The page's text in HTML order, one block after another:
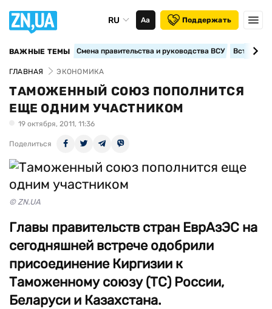
RU Аа Поддержать
ВАЖНЫЕ ТЕМЫ Смена правительства и руководства ВСУ
ГЛАВНАЯ ЭКОНОМИКА
ТАМОЖЕННЫЙ СОЮЗ ПОПОЛНИТСЯ
ЕЩЕ ОДНИМ УЧАСТНИКОМ
19 октября, 2011, 11:36
Поделиться
© ZN.UA
Главы правительств стран ЕврАзЭС на
сегодняшней встрече одобрили
присоединение Киргизии к
Таможенному союзу (ТС) России,
Беларуси и Казахстана.